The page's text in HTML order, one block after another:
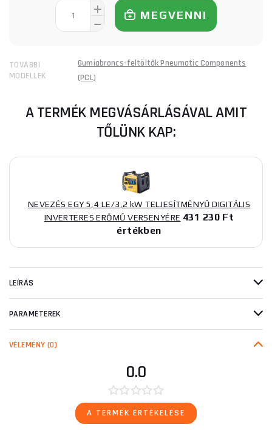
MEGVENNI
TOVÁBBI
MODELLEK
Gumiabroncs-feltöltők Pneumatic Components
(PCL)
A TERMÉK MEGVÁSÁRLÁSÁVAL AMIT
TŐLÜNK KAP:
NEVEZÉS EGY 5,4 LE/3,2 kW TELJESÍTMÉNYŰ DIGITÁLIS
INVERTERES ERŐMŰ VERSENYÉRE 431 230 Ft
értékben
LEÍRÁS
PARAMÉTEREK
VÉLEMÉNY (0)
0.0
A TERMÉK ÉRTÉKELÉSE